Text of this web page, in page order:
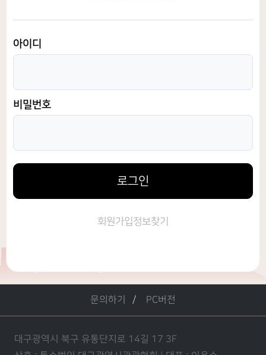
아이디
비밀번호
로그인
회원가입정보찾기
문의하기 PC버전
대구광역시 북구 유통단지로 14길 17 3F